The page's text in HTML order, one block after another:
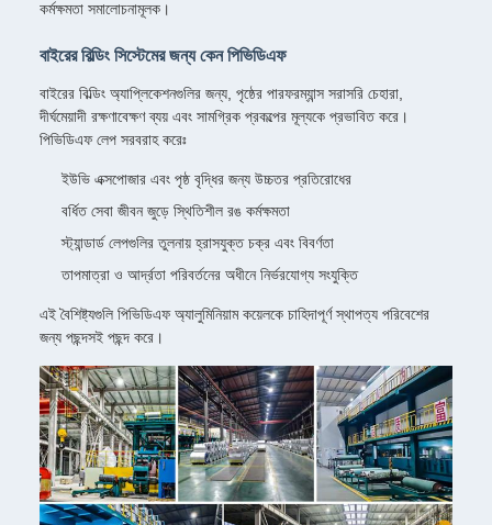
কর্মক্ষমতা সমালোচনামূলক।
বাইরের বিল্ডিং সিস্টেমের জন্য কেন পিভিডিএফ
বাইরের বিল্ডিং অ্যাপ্লিকেশনগুলির জন্য, পৃষ্ঠের পারফরম্যান্স সরাসরি চেহারা,
দীর্ঘমেয়াদী রক্ষণাবেক্ষণ ব্যয় এবং সামগ্রিক প্রকল্পের মূল্যকে প্রভাবিত করে।
পিভিডিএফ লেপ সরবরাহ করেঃ
ইউভি এক্সপোজার এবং পৃষ্ঠ বৃদ্ধির জন্য উচ্চতর প্রতিরোধের
বর্ধিত সেবা জীবন জুড়ে স্থিতিশীল রঙ কর্মক্ষমতা
স্ট্যান্ডার্ড লেপগুলির তুলনায় হ্রাসযুক্ত চক্র এবং বিবর্ণতা
তাপমাত্রা ও আর্দ্রতা পরিবর্তনের অধীনে নির্ভরযোগ্য সংযুক্তি
এই বৈশিষ্ট্যগুলি পিভিডিএফ অ্যালুমিনিয়াম কয়েলকে চাহিদাপূর্ণ স্থাপত্য পরিবেশের
জন্য পছন্দসই পছন্দ করে।